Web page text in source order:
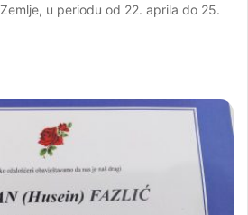
u periodu od 22. aprila do 25.